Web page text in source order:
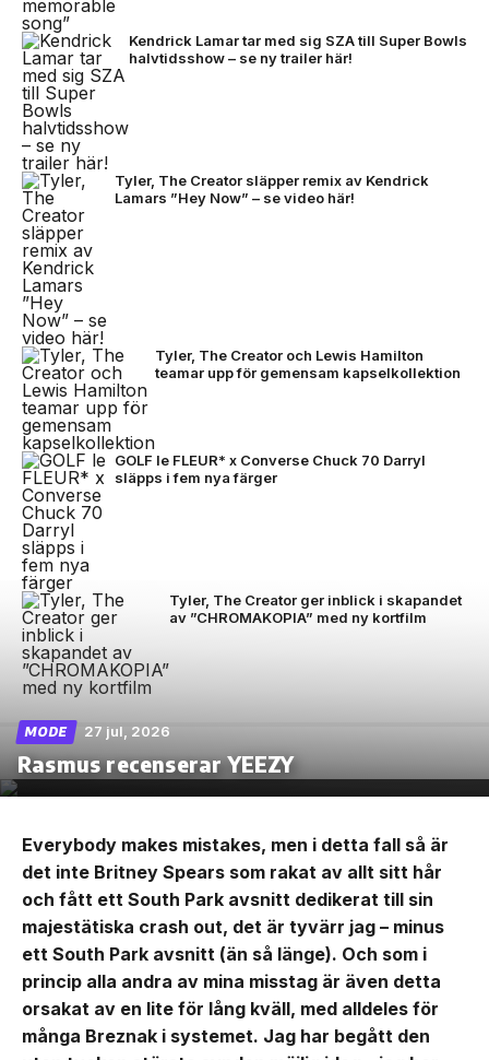
Kendrick Lamar tar med sig SZA till Super Bowls
halvtidsshow – se ny trailer här!
Tyler, The Creator släpper remix av Kendrick
Lamars ”Hey Now” – se video här!
Tyler, The Creator och Lewis Hamilton
teamar upp för gemensam kapselkollektion
GOLF le FLEUR* x Converse Chuck 70 Darryl
släpps i fem nya färger
Tyler, The Creator ger inblick i skapandet
av ”CHROMAKOPIA” med ny kortfilm
MODE 27 jul, 2026
Rasmus recenserar YEEZY
Everybody makes mistakes, men i detta fall så är
det inte Britney Spears som rakat av allt sitt hår
och fått ett South Park avsnitt dedikerat till sin
majestätiska crash out, det är tyvärr jag – minus
ett South Park avsnitt (än så länge). Och som i
princip alla andra av mina misstag är även detta
orsakat av en lite för lång kväll, med alldeles för
många Breznak i systemet. Jag har begått den